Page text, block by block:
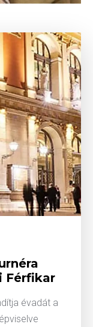
Férfikar
évadát a